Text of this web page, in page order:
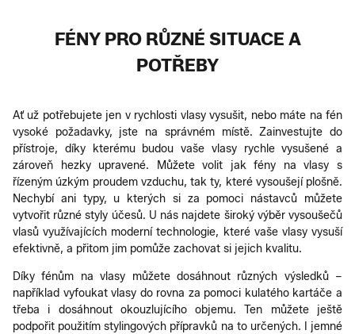
FÉNY PRO RŮZNÉ SITUACE A
POTŘEBY
Ať už potřebujete jen v rychlosti vlasy vysušit, nebo máte na fén
vysoké požadavky, jste na správném místě. Zainvestujte do
přístroje, díky kterému budou vaše vlasy rychle vysušené a
zároveň hezky upravené. Můžete volit jak fény na vlasy s
řízeným úzkým proudem vzduchu, tak ty, které vysoušejí plošně.
Nechybí ani typy, u kterých si za pomoci nástavců můžete
vytvořit různé styly účesů. U nás najdete široký výběr vysoušečů
vlasů využívajících moderní technologie, které vaše vlasy vysuší
efektivně, a přitom jim pomůže zachovat si jejich kvalitu.
Díky fénům na vlasy můžete dosáhnout různých výsledků –
například vyfoukat vlasy do rovna za pomoci kulatého kartáče a
třeba i dosáhnout okouzlujícího objemu. Ten můžete ještě
podpořit použitím stylingových přípravků na to určených. I jemné